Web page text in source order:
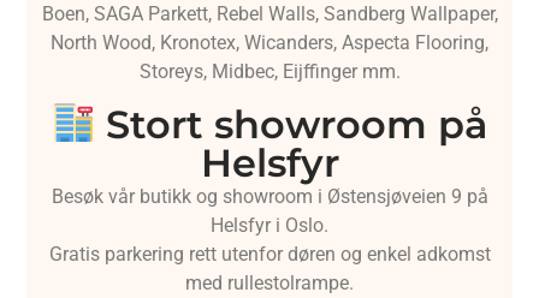
Boen, SAGA Parkett, Rebel Walls, Sandberg Wallpaper,
North Wood, Kronotex, Wicanders, Aspecta Flooring,
Storeys, Midbec, Eijffinger mm.
Stort showroom på
Helsfyr
Besøk vår butikk og showroom i Østensjøveien 9 på
Helsfyr i Oslo.
Gratis parkering rett utenfor døren og enkel adkomst
med rullestolrampe.